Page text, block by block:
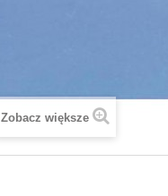
Zobacz większe